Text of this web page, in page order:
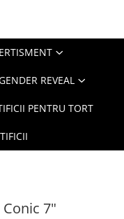
REVEAL
PENTRU TORT
7"